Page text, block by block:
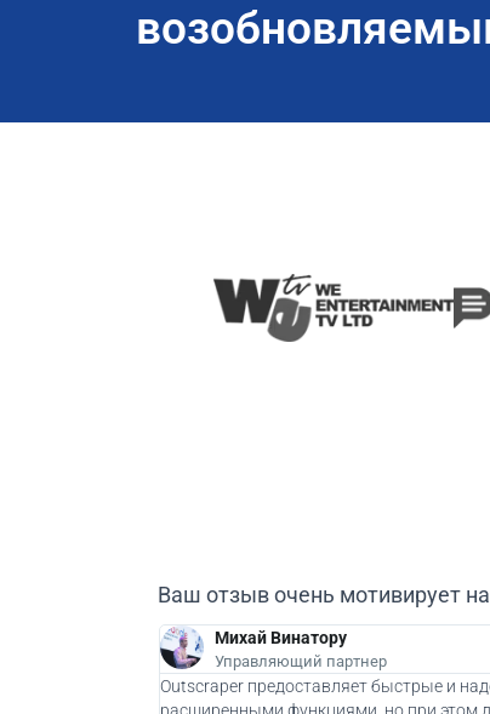
Ваш отзыв очень мотивирует
Михай Винатору
Управляющий партнер
Outscraper предоставляет быстрые и